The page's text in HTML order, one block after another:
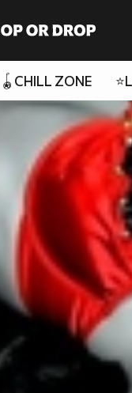
🪀CHILL ZONE